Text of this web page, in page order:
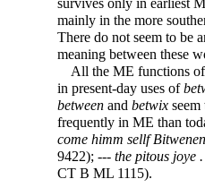
survives only in earliest
mainly in the more
There do not seem to be
meaning between these
All the ME functions of
in present-day uses of
between and betwix
frequently in ME than
come himm sellf
9422); --- the pitous joye
CT B ML 1115).